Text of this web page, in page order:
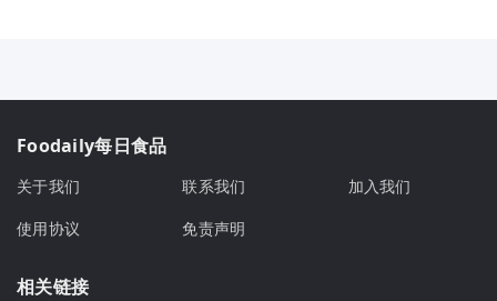
Foodaily每日食品
关于我们 联系我们
加入我们
使用协议
免责声明
相关链接